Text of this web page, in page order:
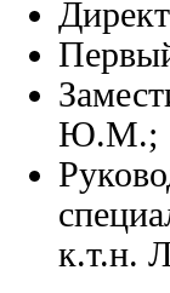
Ю.М.;
к.т.н.